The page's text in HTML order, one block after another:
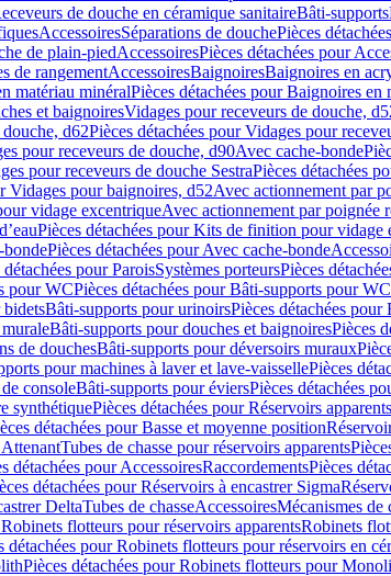
de douche en céramique sanitaireBâti-supports
AccessoiresSéparations de douchePièces
de plain-piedAccessoiresPièces détachées pour
de rangementAccessoiresBaignoiresBaignoires en
matériau minéralPièces détachées pour Baignoires en
et baignoiresVidages pour receveurs de douche,
d62Pièces détachées pour Vidages pour
pour receveurs de douche, d90Avec cache-bonde
pour receveurs de douche SestraPièces détachées
Vidages pour baignoires, d52Avec actionnement par
vidage excentriqueAvec actionnement par poignée
Pièces détachées pour Kits de finition pour vidage
bondePièces détachées pour Avec cache-bonde
détachées pour ParoisSystèmes porteursPièces
pour WCPièces détachées pour Bâti-supports pour WC
bidetsBâti-supports pour urinoirsPièces détachées
Bâti-supports pour douches et baignoiresPièces
de douchesBâti-supports pour déversoirs muraux
pour machines à laver et lave-vaissellePièces
consoleBâti-supports pour éviersPièces détachées
synthétiquePièces détachées pour Réservoirs
détachées pour Basse et moyenne position
AttenantTubes de chasse pour réservoirs apparents
détachées pour AccessoiresRaccordementsPièces
détachées pour Réservoirs à encastrer Sigma
DeltaTubes de chasseAccessoiresMécanismes de
flotteurs pour réservoirs apparentsRobinets
détachées pour Robinets flotteurs pour réservoirs en
Pièces détachées pour Robinets flotteurs pour